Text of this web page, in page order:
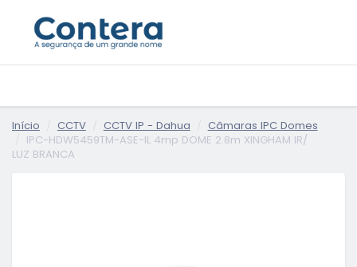
Início CCTV CCTV IP - Dahua
Câmaras IPC Domes
IPC-HDW5459TM-ASE-IL 4mp DOME 2.8m XINGHAM IR/
LUZ BRANCA